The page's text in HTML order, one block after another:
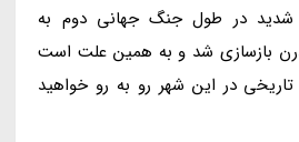
شدید در طول جنگ جهانی دوم به
بازسازی شد و به همین علت است
تاریخی در این شهر رو به رو خواهید